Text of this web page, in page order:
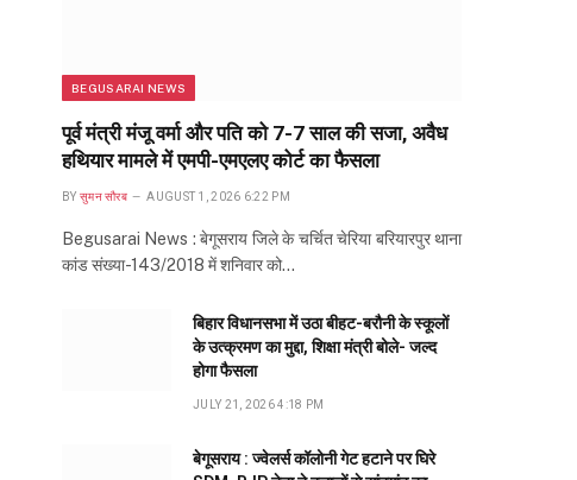
BEGUSARAI NEWS
पूर्व मंत्री मंजू वर्मा और पति को 7-7 साल की सजा, अवैध
हथियार मामले में एमपी-एमएलए कोर्ट का फैसला
BY सुमन सौरब AUGUST 1, 2026 6:22 PM
Begusarai News : बेगूसराय जिले के चर्चित चेरिया बरियारपुर थाना
कांड संख्या-143/2018 में शनिवार को…
बिहार विधानसभा में उठा बीहट-बरौनी के स्कूलों
के उत्क्रमण का मुद्दा, शिक्षा मंत्री बोले- जल्द
होगा फैसला
JULY 21, 2026 4:18 PM
बेगूसराय : ज्वेलर्स कॉलोनी गेट हटाने पर घिरे